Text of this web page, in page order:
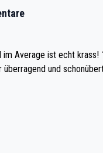
ist echt krass! 111+ ist für die
und